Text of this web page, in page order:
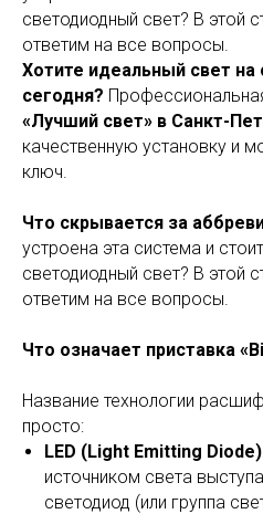
светодиодный свет? В этой
ответим на все вопросы.
Хотите идеальный свет
сегодня?
«Лучший свет» в Санкт-
качественную установку и
ключ.
Что скрывается за
устроена эта система и
светодиодный свет? В этой
ответим на все вопросы.
Что означает приставка
Название технологии
просто:
LED (Light Emitting
источником света
светодиод (или группа